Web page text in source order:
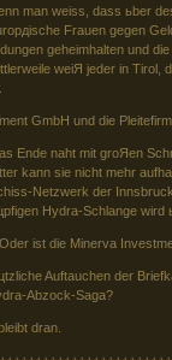
man weiss, dass ьber
Frauen gegen
geheimhalten und
weiЯ jeder in Tirol,
GmbH und die
Ende naht mit groЯen
kann sie nicht mehr
Netzwerk der
Hydra-Schlange
ist die Minerva
Auftauchen der
Abzock-Saga?
dran.